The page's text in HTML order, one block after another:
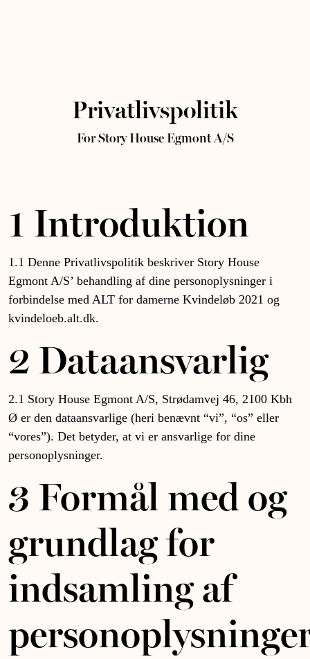
Privatlivspolitik
For Story House Egmont A/S
1 Introduktion
1.1 Denne Privatlivspolitik beskriver Story House
Egmont A/S’ behandling af dine personoplysninger i
forbindelse med ALT for damerne Kvindeløb 2021 og
kvindeloeb.alt.dk.
2 Dataansvarlig
2.1 Story House Egmont A/S, Strødamvej 46, 2100 Kbh
Ø er den dataansvarlige (heri benævnt “vi”, “os” eller
“vores”). Det betyder, at vi er ansvarlige for dine
personoplysninger.
3 Formål med og
grundlag for
indsamling af